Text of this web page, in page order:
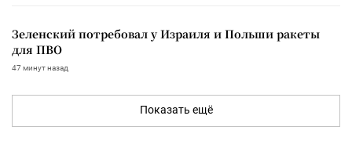
Зеленский потребовал у Израиля и Польши ракеты
для ПВО
47 минут назад
Показать ещё